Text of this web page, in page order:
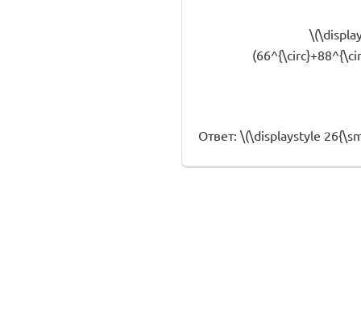
Ответ: \(\displaystyle